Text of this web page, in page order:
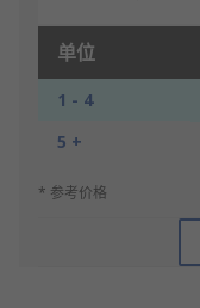
单位
1 - 4
5 +
* 参考价格